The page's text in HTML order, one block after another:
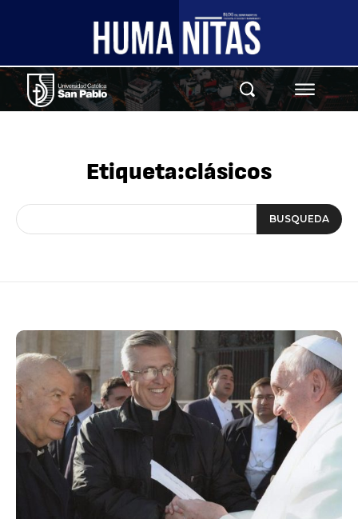
Etiqueta:clásicos
BUSQUEDA